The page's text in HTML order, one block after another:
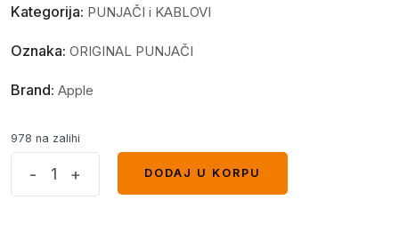
Kategorija: PUNJAČI i KABLOVI
Oznaka: ORIGINAL PUNJAČI
Brand: Apple
978 na zalihi
- +
DODAJ U KORPU